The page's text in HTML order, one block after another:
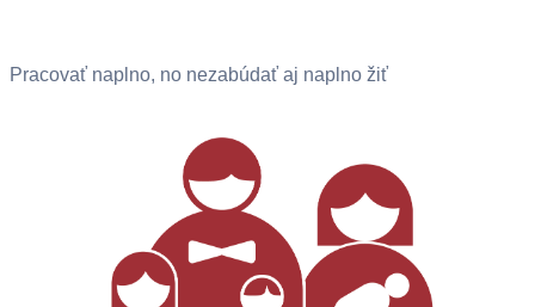
Pracovať naplno, no nezabúdať aj naplno žiť